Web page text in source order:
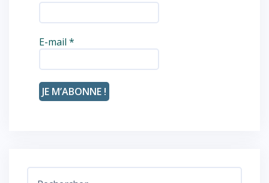
E-mail *